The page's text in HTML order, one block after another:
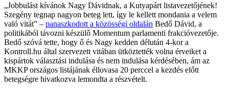
„Jobbulást kívánok Nagy Dávidnak, a Kutyapárt listavezetőjének!
Szegény tegnap nagyon beteg lett, így le kellett mondania a velem
való vitát” – panaszkodott a közösségi oldalán Bedő Dávid, a
politikából távozni készülő Momentum parlamenti frakcióvezetője.
Bedő szóvá tette, hogy ő és Nagy kedden délután 4-kor a
Kontroll.hu által szervezett vitában ütköztették volna érveiket a
kispártok választási indulása és nem indulása kérdésében, ám az
MKKP országos listájának éllovasa 20 perccel a kezdés előtt
betegségre hivatkozva lemondta a részvételt.